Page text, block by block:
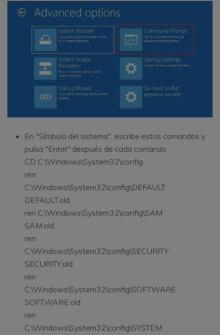
En "Símbolo del sistema", escribe estos comandos y
pulsa "Enter" después de cada comando
CD C:\Windows\System32\config
ren
C:\Windows\System32\config\DEFAULT
DEFAULT.old
ren C:\Windows\System32\config\SAM
SAM.old
ren
C:\Windows\System32\config\SECURITY
SECURITY.old
ren
C:\Windows\System32\config\SOFTWARE
SOFTWARE.old
ren
C:\Windows\System32\config\SYSTEM